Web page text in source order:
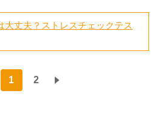
大丈夫？ストレスチェックテス
1 2